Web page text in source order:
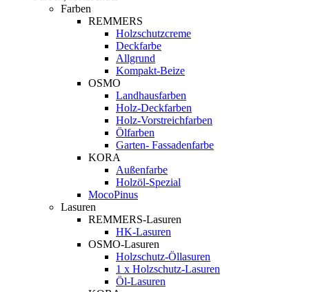
Farben
REMMERS
Holzschutzcreme
Deckfarbe
Allgrund
Kompakt-Beize
OSMO
Landhausfarben
Holz-Deckfarben
Holz-Vorstreichfarben
Ölfarben
Garten- Fassadenfarbe
KORA
Außenfarbe
Holzöl-Spezial
MocoPinus
Lasuren
REMMERS-Lasuren
HK-Lasuren
OSMO-Lasuren
Holzschutz-Öllasuren
1 x Holzschutz-Lasuren
Öl-Lasuren